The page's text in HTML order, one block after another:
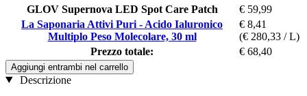
GLOV Supernova LED Spot Care Patch
€ 59,99
La Saponaria Attivi Puri - Acido Ialuronico
Multiplo Peso Molecolare, 30 ml
€ 8,41
(€ 280,33 / L)
Prezzo totale:
€ 68,40
Aggiungi entrambi nel carrello
Descrizione